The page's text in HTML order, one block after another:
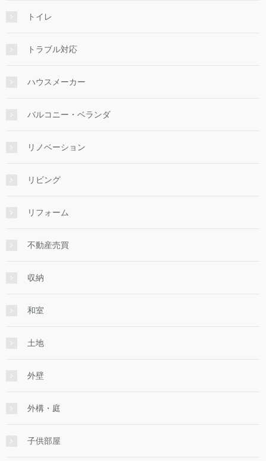
トイレ
トラブル対応
ハウスメーカー
バルコニー・ベランダ
リノベーション
リビング
リフォーム
不動産売買
収納
和室
土地
外壁
外構・庭
子供部屋